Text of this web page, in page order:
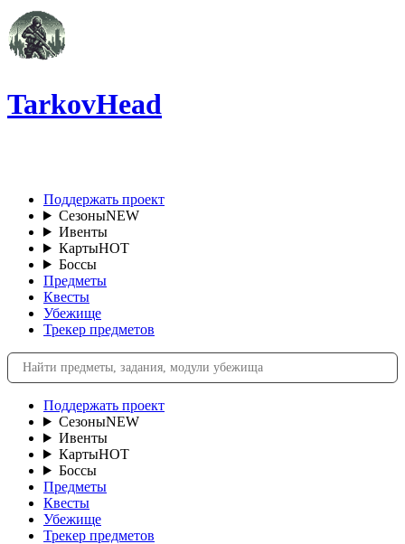
TarkovHead
Поддержать проект
СезоныNEW
Ивенты
КартыHOT
Боссы
Предметы
Квесты
Убежище
Трекер предметов
Поддержать проект
СезоныNEW
Ивенты
КартыHOT
Боссы
Предметы
Квесты
Убежище
Трекер предметов